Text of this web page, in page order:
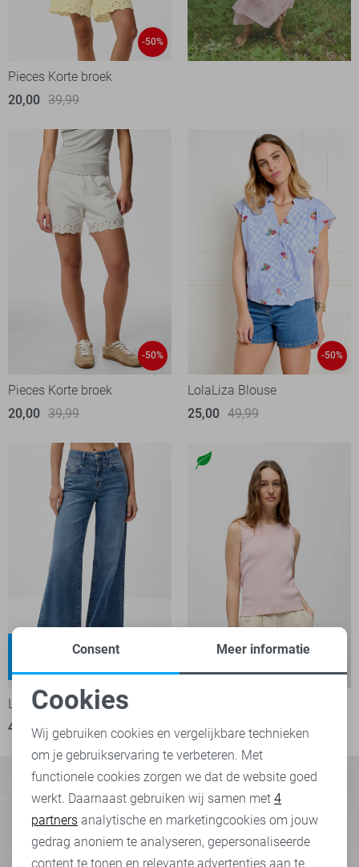
-50%
Pieces Korte broek
20,00 39,99
-50%
Pieces Korte broek
20,00 39,99
-50%
LolaLiza Blouse
25,00 49,99
LTB Jeans
40,00
79,95
15,00
29,99
Noodzakelijke cookies
Personalisatie cookies
Analytische cookies
Marketing cookies
Consent Meer informatie
Cookies
Wij gebruiken cookies en vergelijkbare technieken
om je gebruikservaring te verbeteren. Met
functionele cookies zorgen we dat de website goed
werkt. Daarnaast gebruiken wij samen met 4
partners analytische en marketingcookies om jouw
gedrag anoniem te analyseren, gepersonaliseerde
content te tonen en relevante advertenties aan te